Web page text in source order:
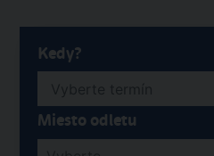
Kedy?
Miesto odletu